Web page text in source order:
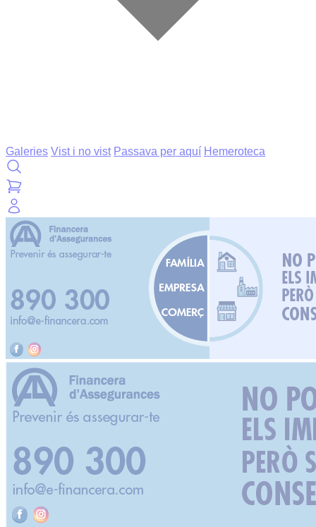
Galeries Vist i no vist Passava per aquí Hemeroteca